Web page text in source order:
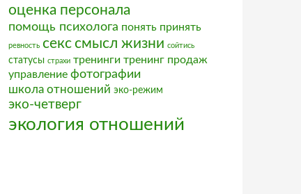
оценка персонала
помощь психолога понять принять
ревность секссмысл жизни сойтись
статусы страхи тренинги тренинг продаж
управление фотографии
школа отношений эко-режим
эко-четверг
экология отношений